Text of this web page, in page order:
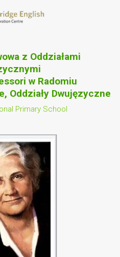
z Oddziałami
w Radomiu
Oddziały Dwujęzyczne
Primary School